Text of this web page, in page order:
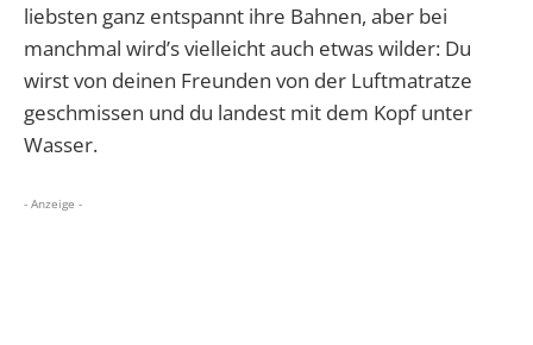
liebsten ganz entspannt ihre Bahnen, aber bei
manchmal wird’s vielleicht auch etwas wilder: Du
wirst von deinen Freunden von der Luftmatratze
geschmissen und du landest mit dem Kopf unter
Wasser.
- Anzeige -